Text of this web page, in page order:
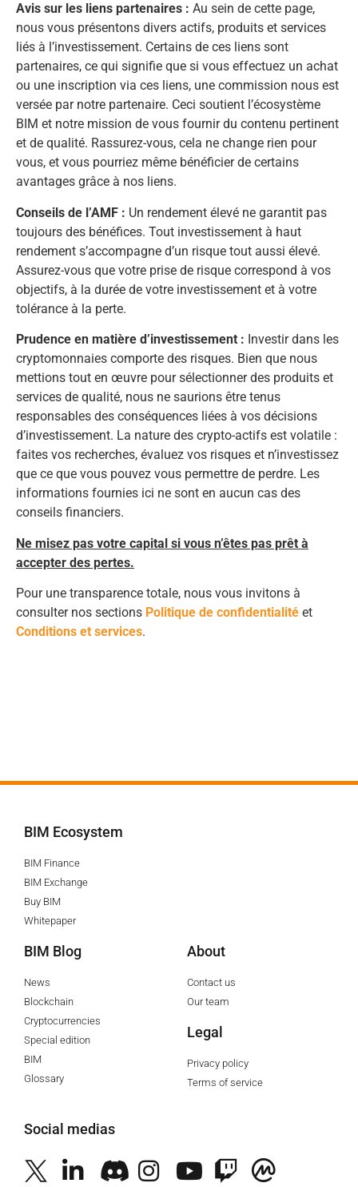
Avis sur les liens partenaires : Au sein de cette page,
nous vous présentons divers actifs, produits et services
liés à l’investissement. Certains de ces liens sont
partenaires, ce qui signifie que si vous effectuez un achat
ou une inscription via ces liens, une commission nous est
versée par notre partenaire. Ceci soutient l’écosystème
BIM et notre mission de vous fournir du contenu pertinent
et de qualité. Rassurez-vous, cela ne change rien pour
vous, et vous pourriez même bénéficier de certains
avantages grâce à nos liens.
Conseils de l’AMF : Un rendement élevé ne garantit pas
toujours des bénéfices. Tout investissement à haut
rendement s’accompagne d’un risque tout aussi élevé.
Assurez-vous que votre prise de risque correspond à vos
objectifs, à la durée de votre investissement et à votre
tolérance à la perte.
Prudence en matière d’investissement : Investir dans les
cryptomonnaies comporte des risques. Bien que nous
mettions tout en œuvre pour sélectionner des produits et
services de qualité, nous ne saurions être tenus
responsables des conséquences liées à vos décisions
d’investissement. La nature des crypto-actifs est volatile :
faites vos recherches, évaluez vos risques et n’investissez
que ce que vous pouvez vous permettre de perdre. Les
informations fournies ici ne sont en aucun cas des
conseils financiers.
Ne misez pas votre capital si vous n’êtes pas prêt à
accepter des pertes.
Pour une transparence totale, nous vous invitons à
consulter nos sections Politique de confidentialité et
Conditions et services.
BIM Ecosystem
BIM Finance
BIM Exchange
Buy BIM
Whitepaper
BIM Blog
News
Blockchain
Cryptocurrencies
Special edition
BIM
Glossary
About
Contact us
Our team
Legal
Privacy policy
Terms of service
Social medias